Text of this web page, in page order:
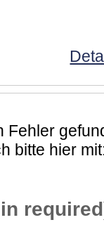
Fehler
bitte hier